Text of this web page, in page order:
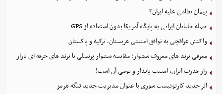
پیمان نظامی علیه ایران؟
حمله خلبانان ایرانی به پایگاه آمریکا بدون استفاده از GPS
واکنش عراقچی به توافق امنیتی عربستان، ترکیه و پاکستان
معرفی برند های معروف سشوار؛ مقایسه سشوار پرنسلی با برند های حرفه ای بازار
راز قدرت ایران، امنیت پایدار و بومی آن است!
اثر جدید کارتونیست سوری با عنوان مدیریت جدید تنگه هرمز